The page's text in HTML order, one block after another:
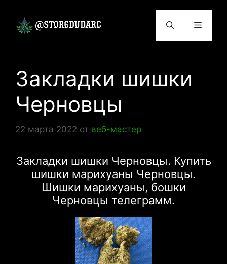
содержимому
Меню
Закладки шишки
Черновцы
22 марта 2022 от веб-мастер
Закладки шишки Черновцы. Купить
шишки марихуаны Черновцы.
Шишки марихуаны, бошки
Черновцы телеграмм.